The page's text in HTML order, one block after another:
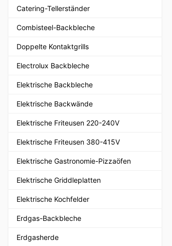
Catering-Tellerständer
Combisteel-Backbleche
Doppelte Kontaktgrills
Electrolux Backbleche
Elektrische Backbleche
Elektrische Backwände
Elektrische Friteusen 220-240V
Elektrische Friteusen 380-415V
Elektrische Gastronomie-Pizzaöfen
Elektrische Griddleplatten
Elektrische Kochfelder
Erdgas-Backbleche
Erdgasherde